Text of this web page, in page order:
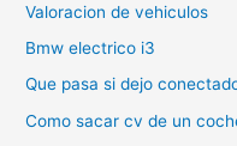
Valoracion de vehiculos
Bmw electrico i3
Que pasa si dejo
Como sacar cv de un